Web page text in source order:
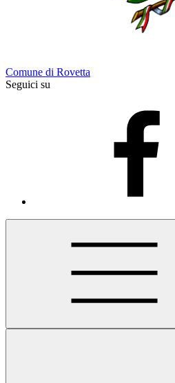
Comune di Rovetta
Seguici su